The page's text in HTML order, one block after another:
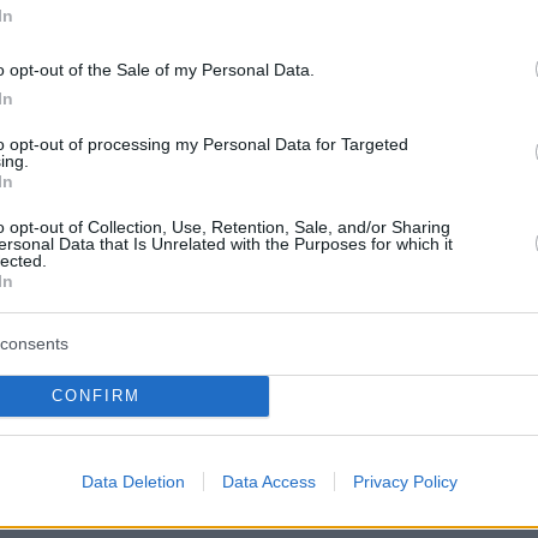
opt-out of the Sale of my Personal Data.
opt-out of processing my Personal Data for Targeted
opt-out of Collection, Use, Retention, Sale, and/or Sharing
Data that Is Unrelated with the Purposes for which it
CONFIRM
Data Deletion Data Access Privacy Policy
protothema.gr στο Google News
ΣΧΟΛΙΟΥ
EMAIL